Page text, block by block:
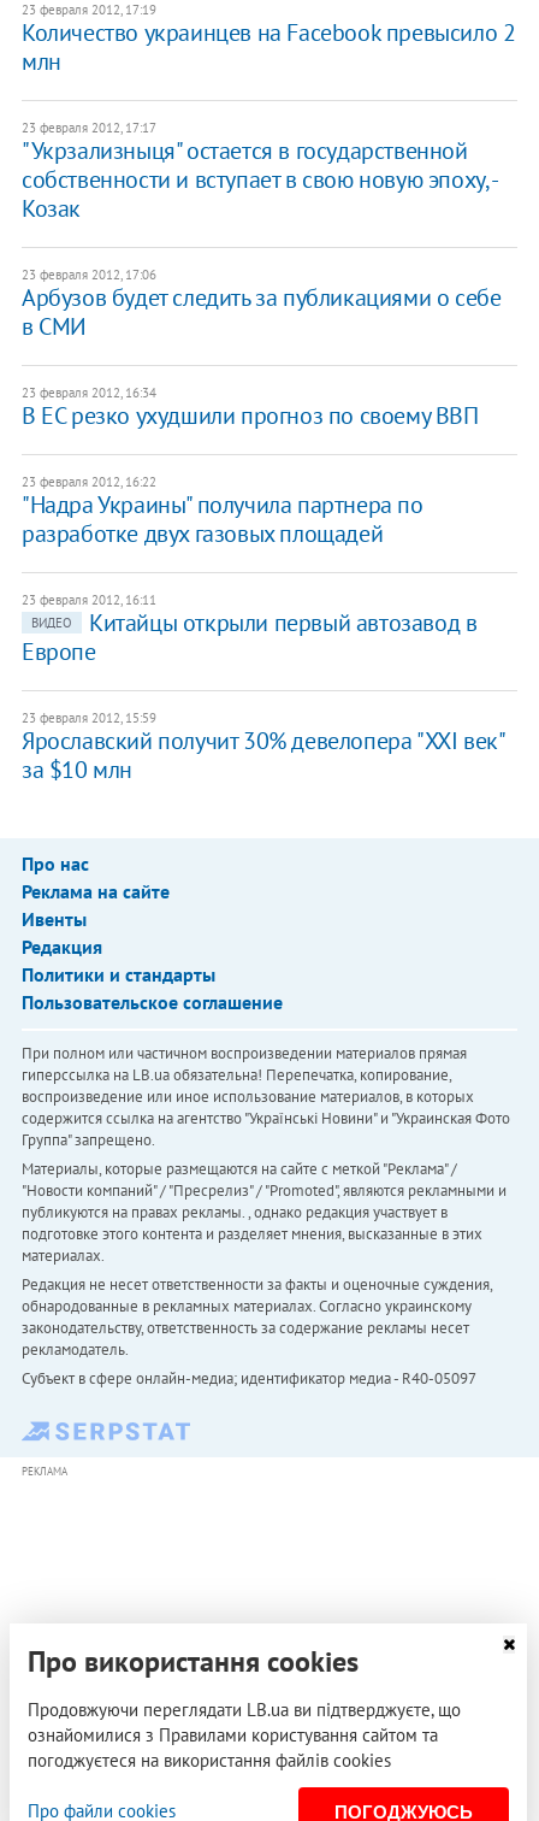
23 февраля 2012, 17:19
Количество украинцев на Facebook превысило 2
млн
23 февраля 2012, 17:17
"Укрзализныця" остается в государственной
собственности и вступает в свою новую эпоху, -
Козак
23 февраля 2012, 17:06
Арбузов будет следить за публикациями о себе
в СМИ
23 февраля 2012, 16:34
В ЕС резко ухудшили прогноз по своему ВВП
23 февраля 2012, 16:22
"Надра Украины" получила партнера по
разработке двух газовых площадей
23 февраля 2012, 16:11
ВИДЕО
Китайцы открыли первый автозавод в
Европе
23 февраля 2012, 15:59
Ярославский получит 30% девелопера "XXI век"
за $10 млн
Про нас
Реклама на сайте
Ивенты
Редакция
Политики и стандарты
Пользовательское соглашение
При полном или частичном воспроизведении материалов прямая
гиперссылка на LB.ua обязательна! Перепечатка, копирование,
воспроизведение или иное использование материалов, в которых
содержится ссылка на агентство "Українськi Новини" и "Украинская Фото
Группа" запрещено.
Материалы, которые размещаются на сайте с меткой "Реклама" /
"Новости компаний" / "Пресрелиз" / "Promoted", являются рекламными и
публикуются на правах рекламы. , однако редакция участвует в
подготовке этого контента и разделяет мнения, высказанные в этих
материалах.
Редакция не несет ответственности за факты и оценочные суждения,
обнародованные в рекламных материалах. Согласно украинскому
законодательству, ответственность за содержание рекламы несет
рекламодатель.
Субъект в сфере онлайн-медиа; идентификатор медиа - R40-05097
РЕКЛАМА
Про використання cookies
Продовжуючи переглядати LB.ua ви підтверджуєте, що
ознайомилися з Правилами користування сайтом та
погоджуєтеся на використання файлів cookies
Про файли cookies ПОГОДЖУЮСЬ